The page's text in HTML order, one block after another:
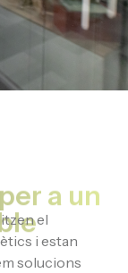
el
i estan
solucions